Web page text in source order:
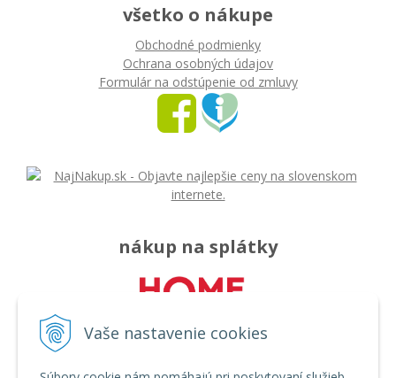
Vaše nastavenie cookies
všetko o nákupe
Obchodné podmienky
Ochrana osobných údajov
Formulár na odstúpenie od zmluvy
nákup na splátky